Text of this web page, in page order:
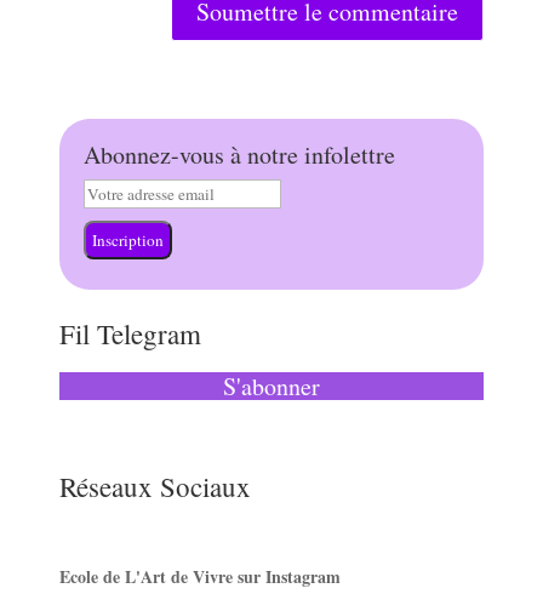
Abonnez-vous à notre infolettre
Inscription
Fil Telegram
S'abonner
Réseaux Sociaux
Ecole de L'Art de Vivre sur Instagram
Soumettre le commentaire